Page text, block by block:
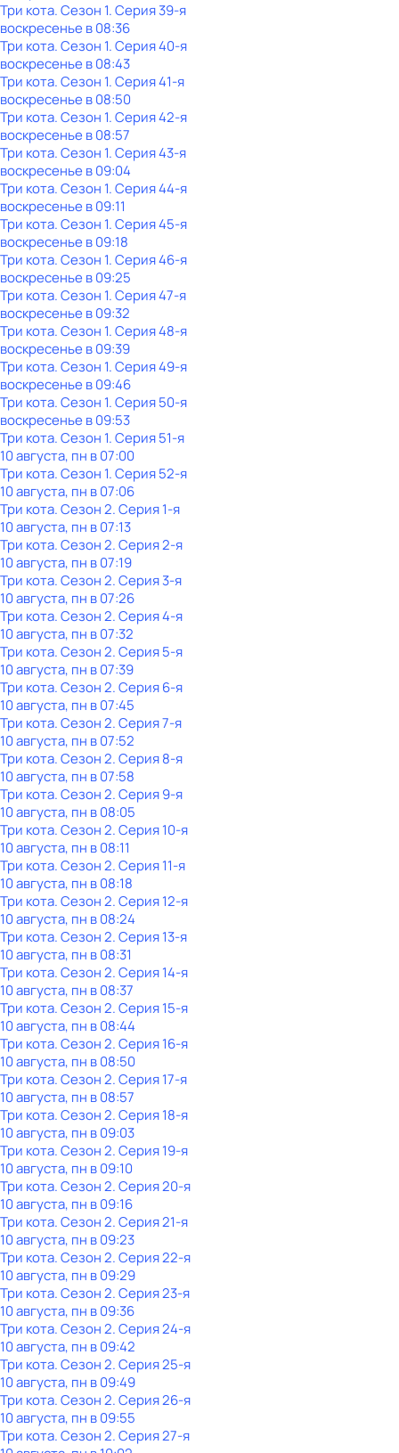
Три кота. Сезон 1. Серия 39-я
воскресенье в08:36
Три кота. Сезон 1. Серия 40-я
воскресенье в08:43
Три кота. Сезон 1. Серия 41-я
воскресенье в08:50
Три кота. Сезон 1. Серия 42-я
воскресенье в08:57
Три кота. Сезон 1. Серия 43-я
воскресенье в09:04
Три кота. Сезон 1. Серия 44-я
воскресенье в09:11
Три кота. Сезон 1. Серия 45-я
воскресенье в09:18
Три кота. Сезон 1. Серия 46-я
воскресенье в09:25
Три кота. Сезон 1. Серия 47-я
воскресенье в09:32
Три кота. Сезон 1. Серия 48-я
воскресенье в09:39
Три кота. Сезон 1. Серия 49-я
воскресенье в09:46
Три кота. Сезон 1. Серия 50-я
воскресенье в09:53
Три кота. Сезон 1. Серия 51-я
10 августа, пн в 07:00
Три кота. Сезон 1. Серия 52-я
10 августа, пн в 07:06
Три кота. Сезон 2. Серия 1-я
10 августа, пн в 07:13
Три кота. Сезон 2. Серия 2-я
10 августа, пн в 07:19
Три кота. Сезон 2. Серия 3-я
10 августа, пн в 07:26
Три кота. Сезон 2. Серия 4-я
10 августа, пн в 07:32
Три кота. Сезон 2. Серия 5-я
10 августа, пн в 07:39
Три кота. Сезон 2. Серия 6-я
10 августа, пн в 07:45
Три кота. Сезон 2. Серия 7-я
10 августа, пн в 07:52
Три кота. Сезон 2. Серия 8-я
10 августа, пн в 07:58
Три кота. Сезон 2. Серия 9-я
10 августа, пн в 08:05
Три кота. Сезон 2. Серия 10-я
10 августа, пн в 08:11
Три кота. Сезон 2. Серия 11-я
10 августа, пн в 08:18
Три кота. Сезон 2. Серия 12-я
10 августа, пн в 08:24
Три кота. Сезон 2. Серия 13-я
10 августа, пн в 08:31
Три кота. Сезон 2. Серия 14-я
10 августа, пн в 08:37
Три кота. Сезон 2. Серия 15-я
10 августа, пн в 08:44
Три кота. Сезон 2. Серия 16-я
10 августа, пн в 08:50
Три кота. Сезон 2. Серия 17-я
10 августа, пн в 08:57
Три кота. Сезон 2. Серия 18-я
10 августа, пн в 09:03
Три кота. Сезон 2. Серия 19-я
10 августа, пн в 09:10
Три кота. Сезон 2. Серия 20-я
10 августа, пн в 09:16
Три кота. Сезон 2. Серия 21-я
10 августа, пн в 09:23
Три кота. Сезон 2. Серия 22-я
10 августа, пн в 09:29
Три кота. Сезон 2. Серия 23-я
10 августа, пн в 09:36
Три кота. Сезон 2. Серия 24-я
10 августа, пн в 09:42
Три кота. Сезон 2. Серия 25-я
10 августа, пн в 09:49
Три кота. Сезон 2. Серия 26-я
10 августа, пн в 09:55
Три кота. Сезон 2. Серия 27-я